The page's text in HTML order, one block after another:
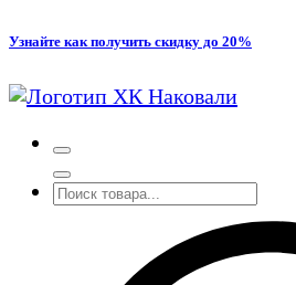
Перейти
содержимому
Узнайте как получить скидку до 20%